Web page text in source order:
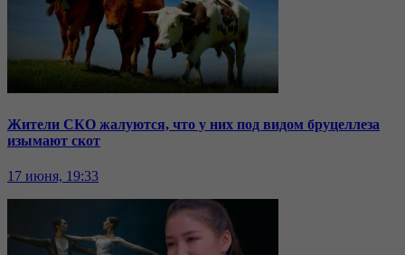
Жители СКО жалуются, что у них под видом бруцеллеза
изымают скот
17 июня, 19:33